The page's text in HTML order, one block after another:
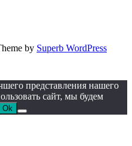
by Superb WordPress
представления нашего
сайт, мы будем
Ok